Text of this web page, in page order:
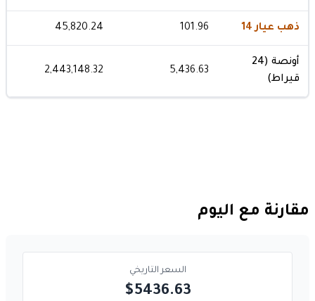
ذهب عيار 14 101.96
45,820.24
أونصة (24
قيراط)
5,436.63
2,443,148.32
مقارنة مع اليوم
السعر التاريخي
$5436.63